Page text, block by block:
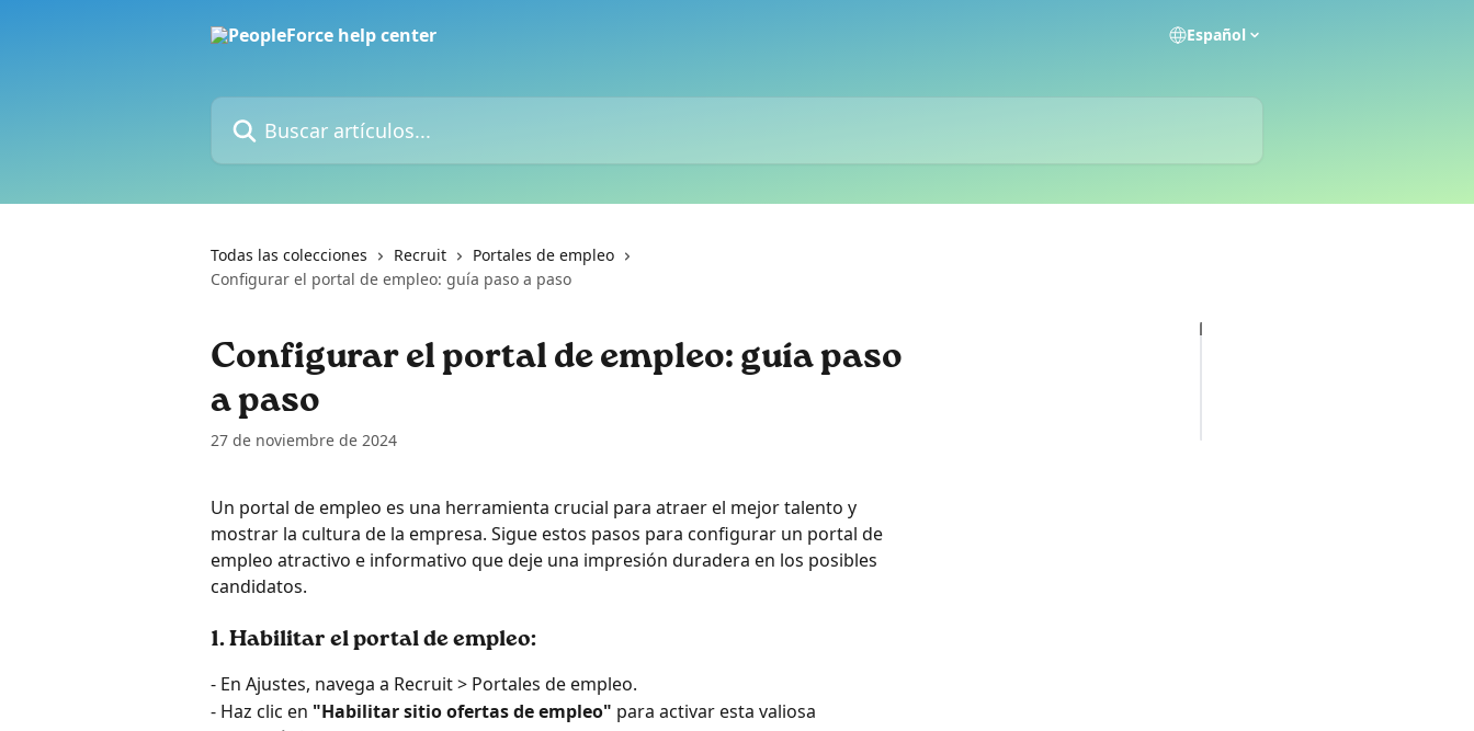
Español
Buscar artículos...
Todas las colecciones Recruit
Portales de empleo
Configurar el portal de empleo: guía paso a paso
Configurar el portal de empleo: guía paso
a paso
27 de noviembre de 2024
Un portal de empleo es una herramienta crucial para atraer el mejor talento y
mostrar la cultura de la empresa. Sigue estos pasos para configurar un portal de
empleo atractivo e informativo que deje una impresión duradera en los posibles
candidatos.
1. Habilitar el portal de empleo:
- En Ajustes, navega a Recruit > Portales de empleo.
- Haz clic en "Habilitar sitio ofertas de empleo" para activar esta valiosa